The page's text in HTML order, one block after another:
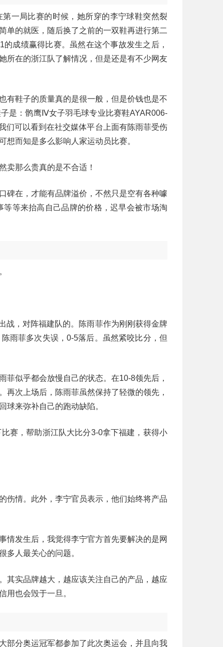
一局比赛的时候，她所穿的李宁球鞋突然裂
单的就医，随后换了之前的一双鞋再进行第二
成绩赢得比赛。虽然在这个事故发生之后，
所在的浙江队了解情况，但是还是有不少网友
有鞋子的质量真的是很一般，但是价钱也是不
是：鹘鹰Ⅳ女子羽毛球专业比赛鞋AYAR006-
们可以看到在社交媒体平台上面有陈雨菲受伤
想而知是多么影响人家运动员比赛。
卖那么贵真的是不合适！
碑在，才能有品牌溢价，不然只是空有各种噱
等来抬高自己品牌的价格，迟早会被市场淘
战，对阵福建队的。陈雨菲作为刚刚获得金牌
雨菲多次失误，0-5落后。虽然紧咬比分，但
似乎都会放慢自己的状态。在10-8领先后，
次上场后，陈雨菲虽然保持了轻微的领先，
球来弥补自己的跑动缺陷。
赛，帮助浙江队大比分3-0拿下福建，获得小
伤情。此外，李宁官员表示，他们始终将产品
情发生后，我觉得李宁官方首先要解决的是网
多人最关心的问题。
其实品牌越大，越应该关注自己的产品，越应
用也会毁于一旦。
部分奥运冠军都参加了此次奥运会，并且向我